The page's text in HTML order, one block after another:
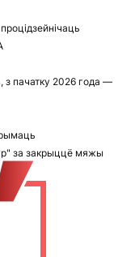
з пачатку 2026 года —
за закрыццё мяжы